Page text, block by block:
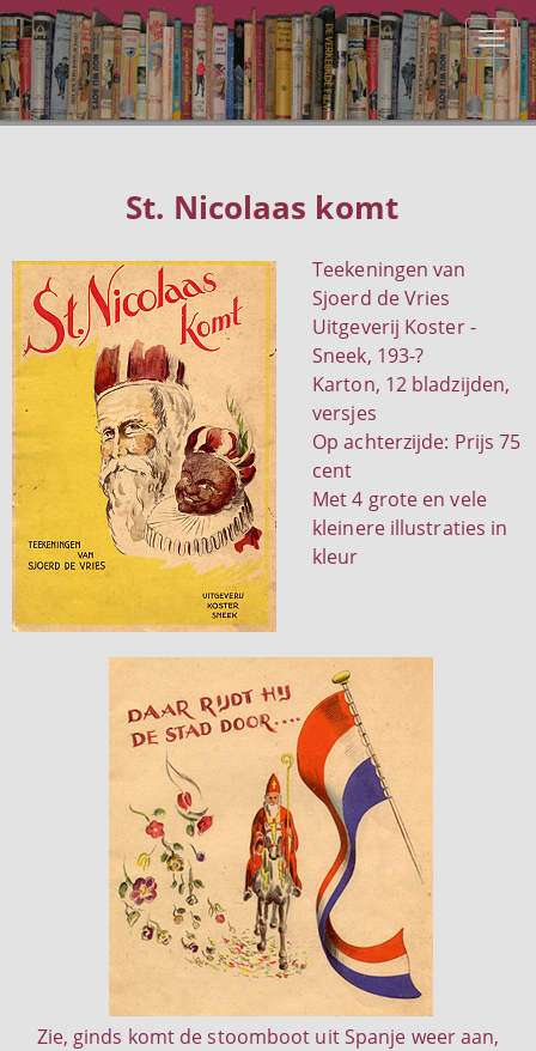
St. Nicolaas komt
Teekeningen van
Sjoerd de Vries
Uitgeverij Koster -
Sneek, 193-?
Karton, 12 bladzijden,
versjes
Op achterzijde: Prijs 75
cent
Met 4 grote en vele
kleinere illustraties in
kleur
Zie, ginds komt de stoomboot uit Spanje weer aan,